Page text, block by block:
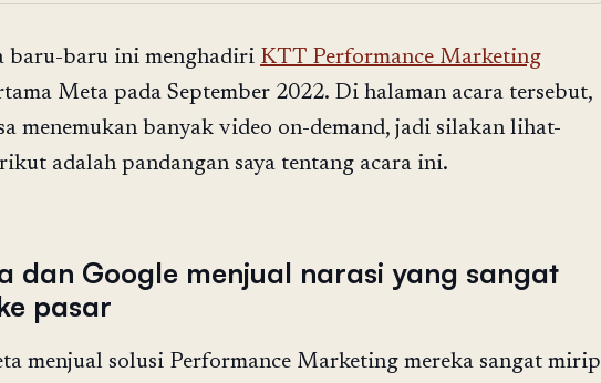
baru-baru ini menghadiri KTT Performance Marketing
Meta pada September 2022. Di halaman acara tersebut,
menemukan banyak video on-demand, jadi silakan lihat-
adalah pandangan saya tentang acara ini.
dan Google menjual narasi yang sangat
pasar
menjual solusi Performance Marketing mereka sangat mirip